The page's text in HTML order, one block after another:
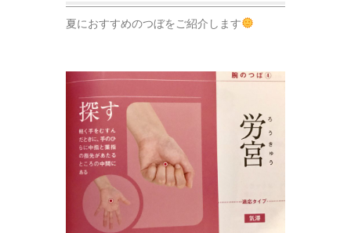
夏におすすめのつぼをご紹介します